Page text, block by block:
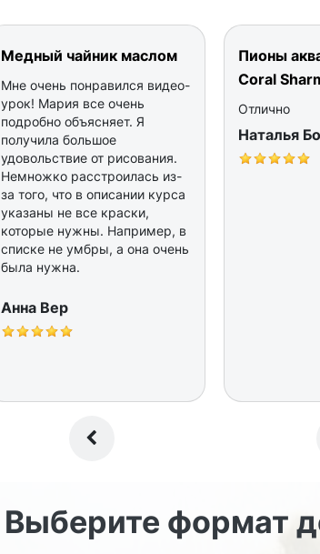
Медный чайник маслом
Мне очень понравился видео-
урок! Мария все очень
подробно объясняет. Я
получила большое
удовольствие от рисования.
Немножко расстроилась из-
за того, что в описании курса
указаны не все краски,
которые нужны. Например, в
списке не умбры, а она очень
была нужна.
Анна Вер
Пионы
Coral
Отлично
Наталья
Выберите формат